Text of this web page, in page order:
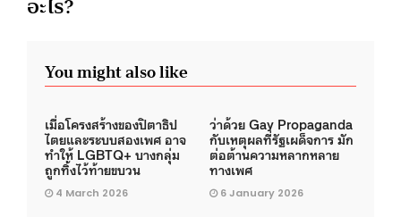
You might also like
เมื่อโครงสร้างของปิตาธิป
ไตยและระบบสองเพศ อาจ
ทำให้ LGBTQ+ บางกลุ่ม
ถูกทิ้งไว้ท้ายขบวน
4 March 2026
ว่าด้วย Gay Propaganda
กับเหตุผลที่รัฐเผด็จการ มัก
ต่อต้านความหลากหลาย
ทางเพศ
6 January 2026